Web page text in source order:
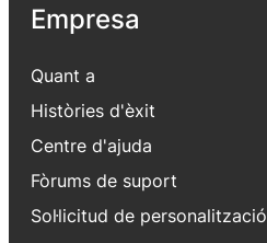
Empresa
Quant a
Històries d'èxit
Centre d'ajuda
Fòrums de suport
Sol·licitud de personalització